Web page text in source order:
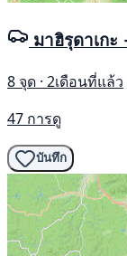
มาฮิรุดาเก
8 จุด · 2เดือนที่แล้ว
47 การดู
บันทึก